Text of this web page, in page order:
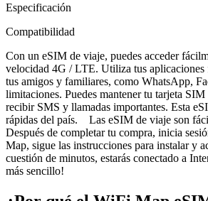
Especificación
Compatibilidad
Con un eSIM de viaje, puedes acceder
velocidad 4G / LTE. Utiliza tus aplicaciones
tus amigos y familiares, como WhatsApp,
limitaciones. Puedes mantener tu tarjeta
recibir SMS y llamadas importantes. Esta
rápidas del país. Las eSIM de viaje son
Después de completar tu compra, inicia
Map, sigue las instrucciones para instalar y
cuestión de minutos, estarás conectado a
más sencillo!